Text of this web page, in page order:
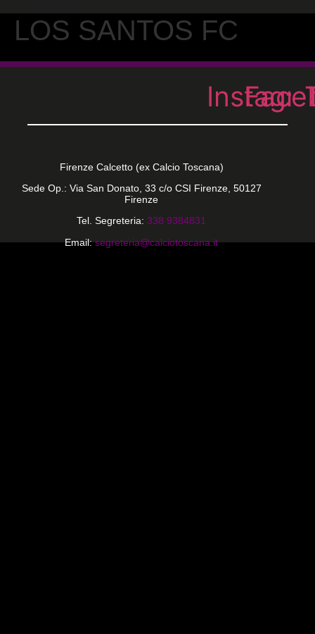
LOS SANTOS FC
Firenze Calcetto (ex Calcio Toscana)
Sede Op.: Via San Donato, 33 c/o CSI Firenze, 50127
Firenze
Tel. Segreteria: 338 9384831
Email: segreteria@calciotoscana.it